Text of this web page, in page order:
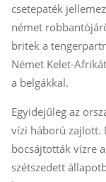
csetepaték
német
britek a
Német Kelet-
a belgákkal.
Egyidejűleg az
vízi háború zajlott.
bocsájtották vízre
szétszedett